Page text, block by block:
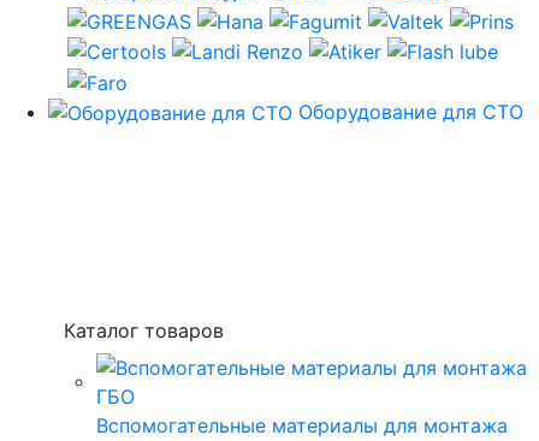
Оборудование для СТО
Каталог товаров
Вспомогательные материалы для монтажа